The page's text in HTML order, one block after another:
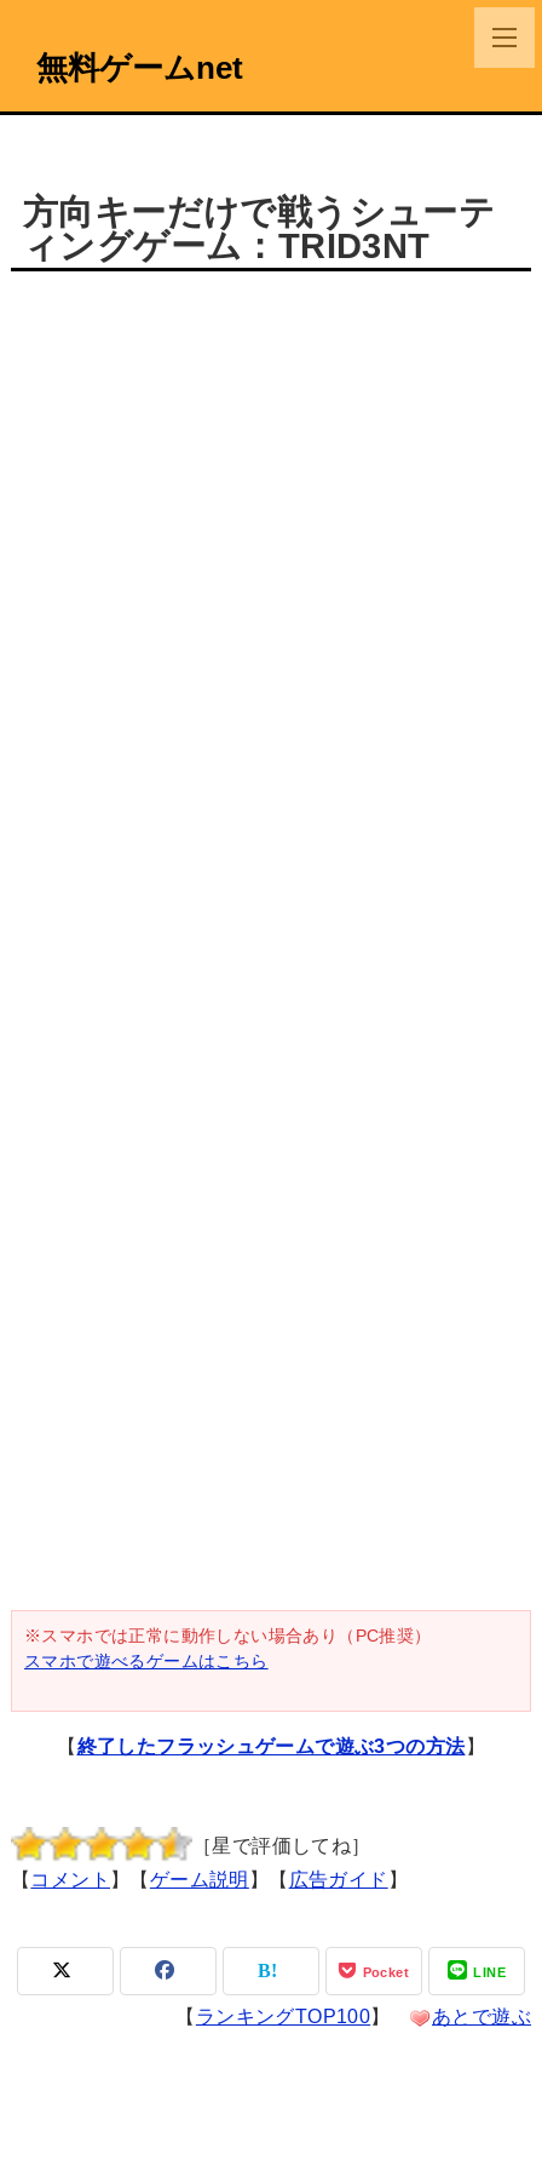
無料ゲームnet
方向キーだけで戦うシューテ
ィングゲーム：TRID3NT
※スマホでは正常に動作しない場合あり（PC推奨）
スマホで遊べるゲームはこちら
【 終了したフラッシュゲームで遊ぶ3つの方法】
［星で評価してね］
【 コメント 】【 ゲーム説明 】【 広告ガイド 】
Pocket LINE
【 ランキングTOP100】 あとで遊ぶ